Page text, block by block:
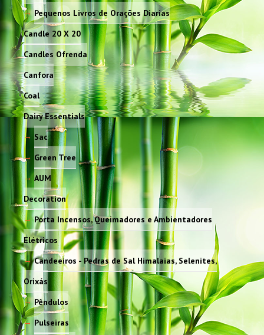
Pequenos Livros de Orações Diarias
Candle 20 X 20
Candles Ofrenda
Canfora
Coal
Dairy Essentials
Sac
Green Tree
AUM
Decoration
Porta Incensos, Queimadores e Ambientadores
Elétricos
Candeeiros - Pedras de Sal Himalaias, Selenites,
Orixás
Pêndulos
Pulseiras